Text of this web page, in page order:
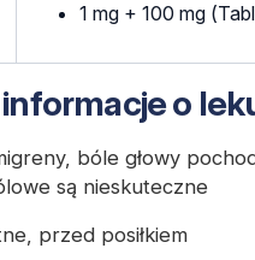
1 mg + 100 mg
o
bóle głowy
są nieskuteczne
przed posiłkiem